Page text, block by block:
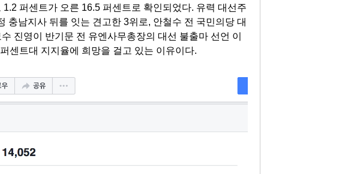
퍼센트가 오른 16.5 퍼센트로 확인되었다. 유력 대선주
충남지사 뒤를 잇는 견고한 3위로, 안철수 전 국민의당 대
진영이 반기문 전 유엔사무총장의 대선 불출마 선언 이
센트대 지지율에 희망을 걸고 있는 이유이다.